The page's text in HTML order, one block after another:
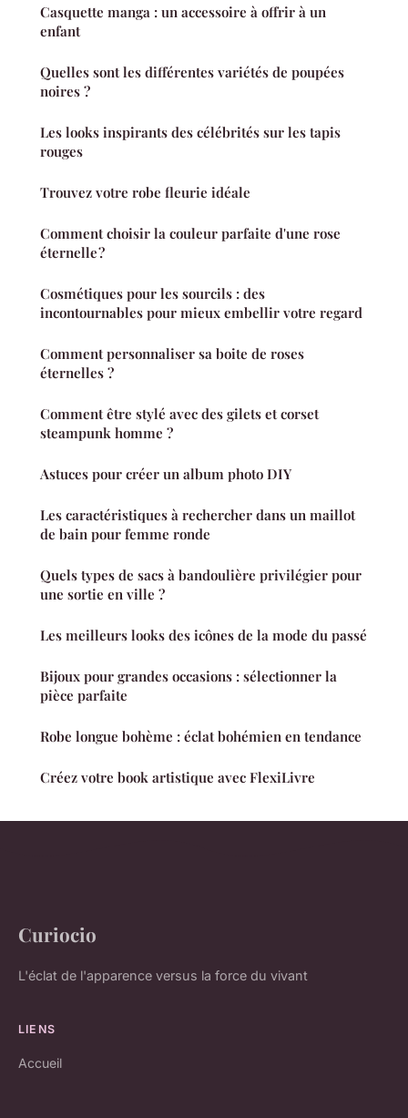
Casquette manga : un accessoire à offrir à un
enfant
Quelles sont les différentes variétés de poupées
noires ?
Les looks inspirants des célébrités sur les tapis
rouges
Trouvez votre robe fleurie idéale
Comment choisir la couleur parfaite d'une rose
éternelle ?
Cosmétiques pour les sourcils : des
incontournables pour mieux embellir votre regard
Comment personnaliser sa boite de roses
éternelles ?
Comment être stylé avec des gilets et corset
steampunk homme ?
Astuces pour créer un album photo DIY
Les caractéristiques à rechercher dans un maillot
de bain pour femme ronde
Quels types de sacs à bandoulière privilégier pour
une sortie en ville ?
Les meilleurs looks des icônes de la mode du passé
Bijoux pour grandes occasions : sélectionner la
pièce parfaite
Robe longue bohème : éclat bohémien en tendance
Créez votre book artistique avec FlexiLivre
Curiocio
L'éclat de l'apparence versus la force du vivant
LIENS
Accueil